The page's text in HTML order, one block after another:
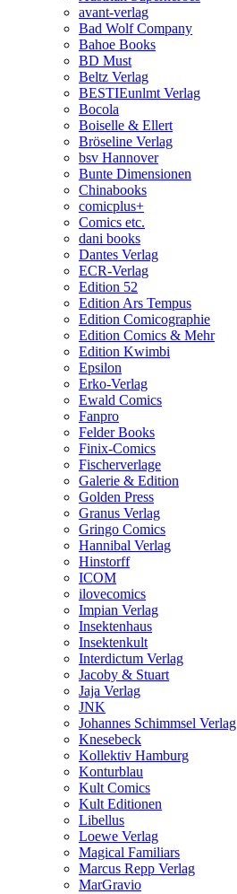
avant-verlag
Bad Wolf Company
Bahoe Books
BD Must
Beltz Verlag
BESTIEunlmt Verlag
Bocola
Boiselle & Ellert
Bröseline Verlag
bsv Hannover
Bunte Dimensionen
Chinabooks
comicplus+
Comics etc.
dani books
Dantes Verlag
ECR-Verlag
Edition 52
Edition Ars Tempus
Edition Comicographie
Edition Comics & Mehr
Edition Kwimbi
Epsilon
Erko-Verlag
Ewald Comics
Fanpro
Felder Books
Finix-Comics
Fischerverlage
Galerie & Edition
Golden Press
Granus Verlag
Gringo Comics
Hannibal Verlag
Hinstorff
ICOM
ilovecomics
Impian Verlag
Insektenhaus
Insektenkult
Interdictum Verlag
Jacoby & Stuart
Jaja Verlag
JNK
Johannes Schimmsel Verlag
Knesebeck
Kollektiv Hamburg
Konturblau
Kult Comics
Kult Editionen
Libellus
Loewe Verlag
Magical Familiars
Marcus Repp Verlag
MarGravio